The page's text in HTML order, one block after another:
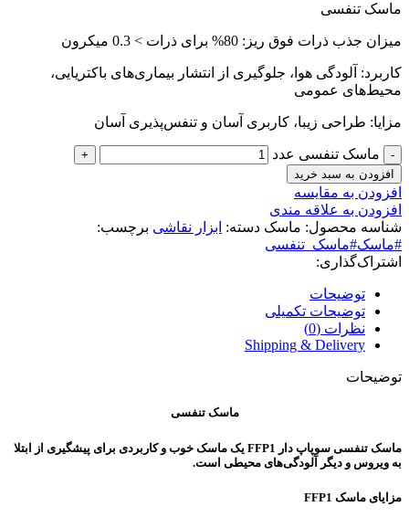
ماسک تنفسی
میزان جذب ذرات فوق ریز: 80% برای ذرات ˂ 0.3 میکرون
کاربرد: آلودگی هوا، جلوگیری از انتشار بیماری‌های باکتریایی،
محیط‌های عمومی
مزایا: طراحی زیبا، کاربری آسان و تنفس‌پذیری آسان
ماسک تنفسی عدد
افزودن به سبد خرید
افزودن به مقایسه
افزودن به علاقه مندی
شناسه محصول: ماسک دسته: ابزار نقاشی برچسب:
#ماسک#ماسک_تنفسی
اشتراک‌گذاری:
توضیحات
توضیحات تکمیلی
نظرات (0)
Shipping & Delivery
توضیحات
ماسک تنفسی
ماسک تنفسی سوپاپ دار FFP1 یک ماسک خوب و کاربردی برای پیشگیری از ابتلا
به ویروس و دیگر آلودگی‌های محیطی است.
مزایای ماسک FFP1